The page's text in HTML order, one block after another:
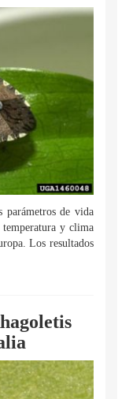
parámetros de vida
y clima
Los resultados